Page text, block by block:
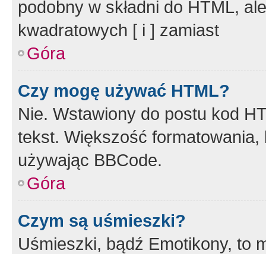
podobny w składni do HTML,
kwadratowych [ i ] zamiast
Góra
Czy mogę używać HTML?
Nie. Wstawiony do postu kod
tekst. Większość
używając BBCode.
Góra
Czym są uśmieszki?
Uśmieszki, bądź Emotikony, to